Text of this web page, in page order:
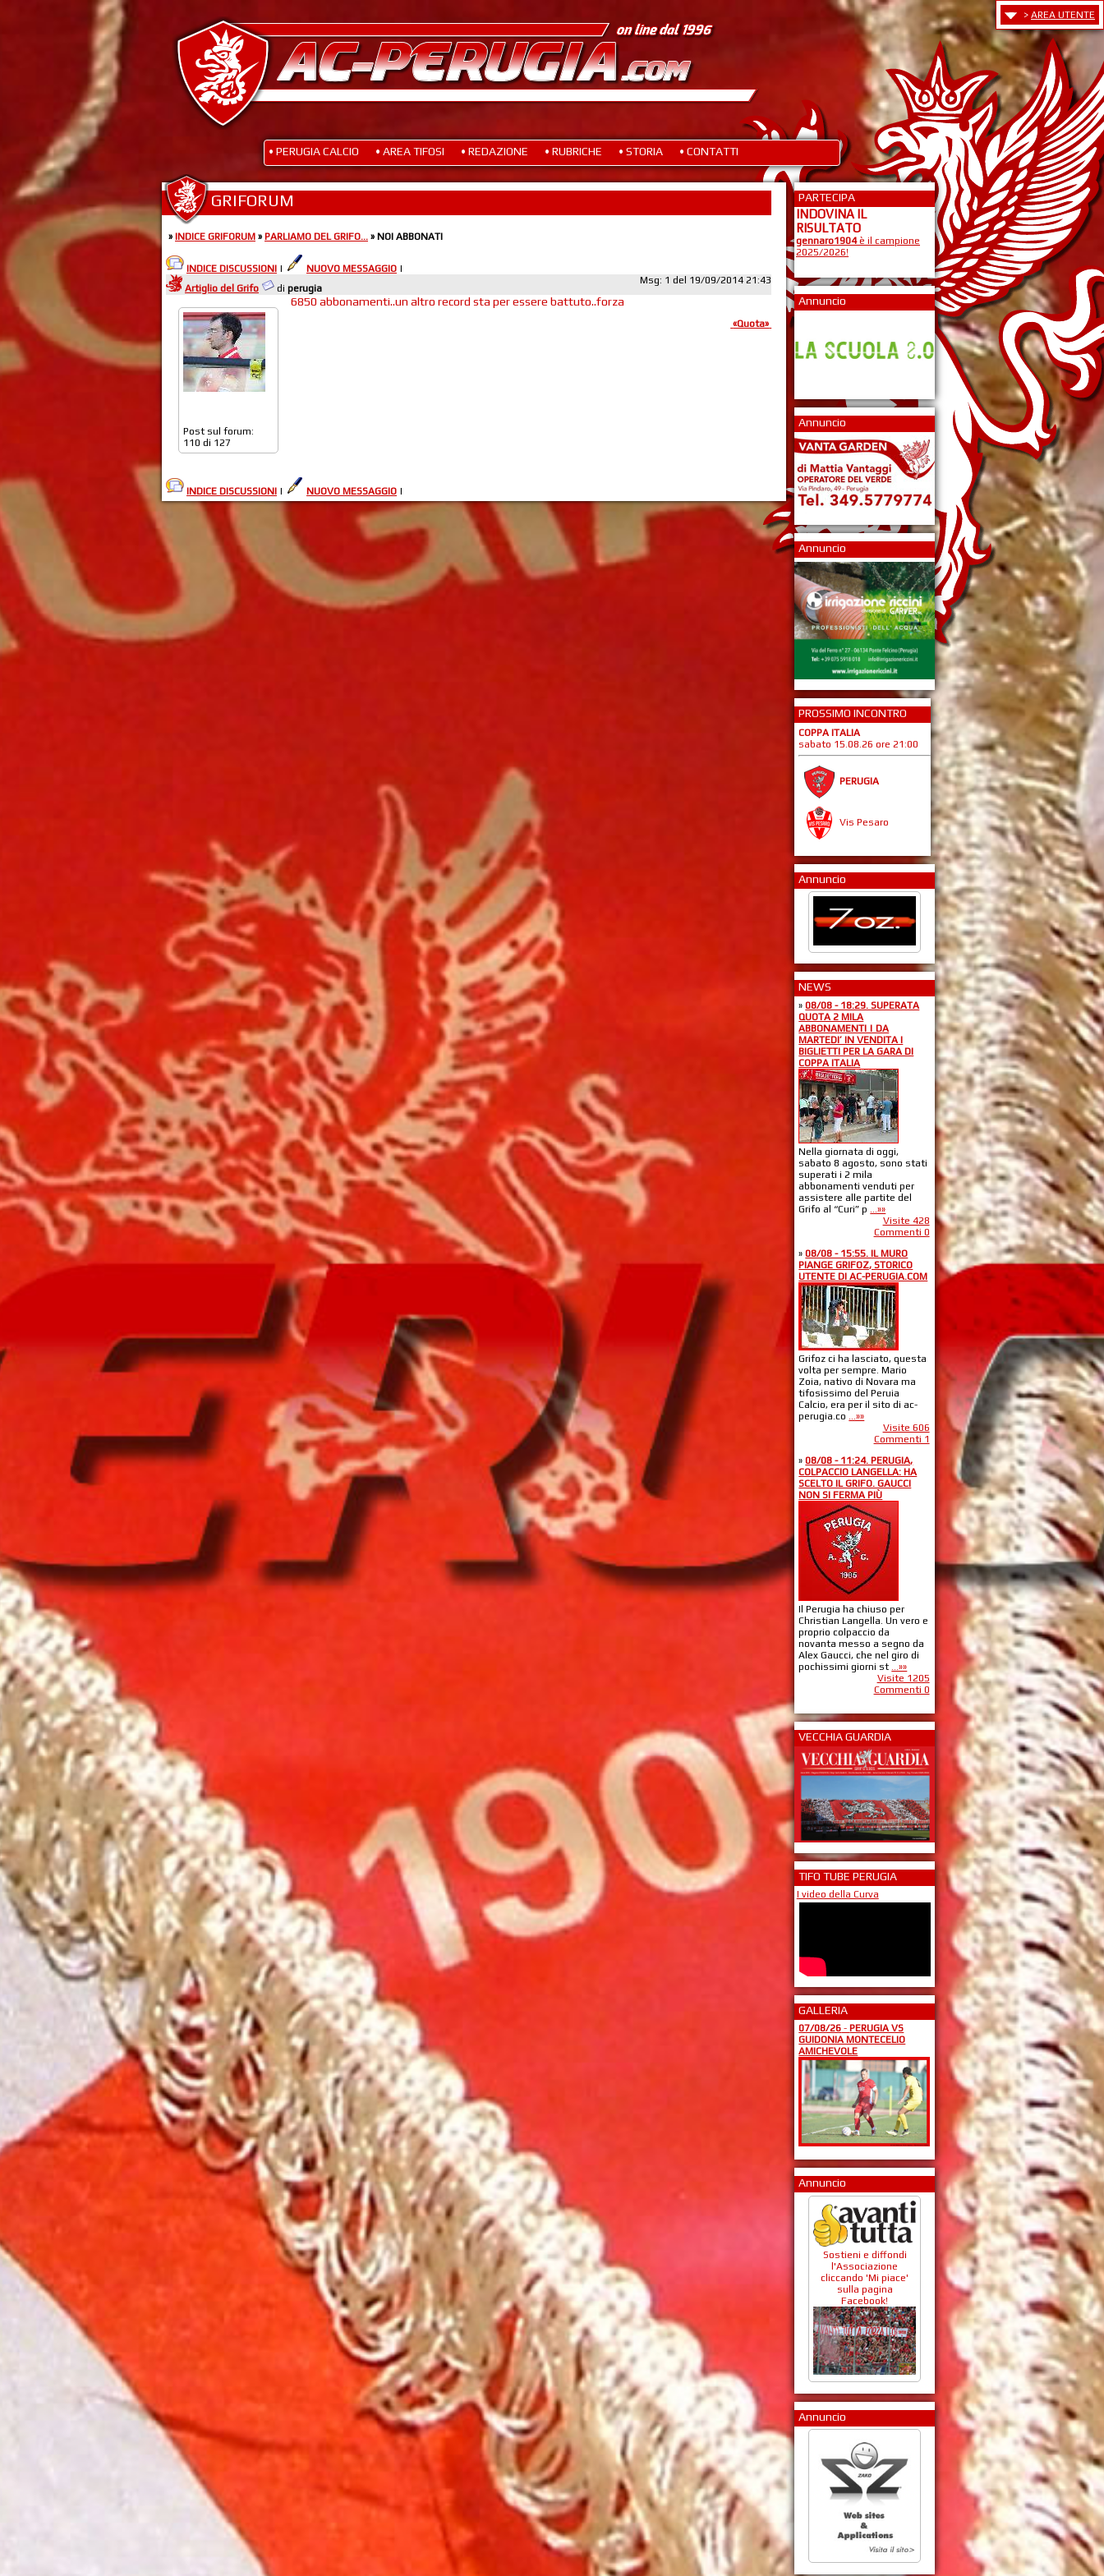
> AREA UTENTE
• PERUGIA CALCIO • AREA TIFOSI • REDAZIONE • RUBRICHE • STORIA • CONTATTI
GRIFORUM
» INDICE GRIFORUM » PARLIAMO DEL GRIFO... » NOI ABBONATI
INDICE DISCUSSIONI | NUOVO MESSAGGIO |
Artiglio del Grifo
di perugia
Msg: 1 del 19/09/2014 21:43
Post sul forum:
110 di 127
6850 abbonamenti..un altro record sta per essere battuto..forza
«Quota»
INDICE DISCUSSIONI | NUOVO MESSAGGIO |
PARTECIPA
INDOVINA IL
RISULTATO
gennaro1904è il campione
2025/2026!
Annuncio
Annuncio
Annuncio
PROSSIMO INCONTRO
COPPA ITALIA
sabato 15.08.26 ore 21:00
PERUGIA
Vis Pesaro
Annuncio
NEWS
»08/08 - 18:29. SUPERATA
QUOTA 2 MILA
ABBONAMENTI | DA
MARTEDI’ IN VENDITA I
BIGLIETTI PER LA GARA DI
COPPA ITALIA
Nella giornata di oggi,
sabato 8 agosto, sono stati
superati i 2 mila
abbonamenti venduti per
assistere alle partite del
Grifo al “Curi” p
...»»
Visite 428
Commenti 0
»08/08 - 15:55. IL MURO
PIANGE GRIFOZ, STORICO
UTENTE DI AC-PERUGIA.COM
Grifoz ci ha lasciato, questa
volta per sempre. Mario
Zoia, nativo di Novara ma
tifosissimo del Peruia
Calcio, era per il sito di ac-
perugia.co
...»»
Visite 606
Commenti 1
»08/08 - 11:24. PERUGIA,
COLPACCIO LANGELLA: HA
SCELTO IL GRIFO. GAUCCI
NON SI FERMA PIÙ
Il Perugia ha chiuso per
Christian Langella. Un vero e
proprio colpaccio da
novanta messo a segno da
Alex Gaucci, che nel giro di
pochissimi giorni st
...»»
Visite 1205
Commenti 0
VECCHIA GUARDIA
TIFO TUBE PERUGIA
I video della Curva
GALLERIA
07/08/26 - PERUGIA VS
GUIDONIA MONTECELIO
AMICHEVOLE
Annuncio
Sostieni e diffondi
l'Associazione
cliccando 'Mi piace'
sulla pagina
Facebook!
Annuncio